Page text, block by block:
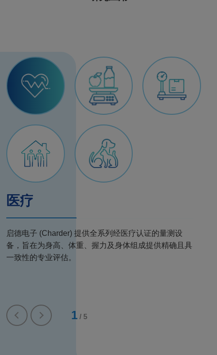
医疗
启德电子 (Charder) 提供全系列经医疗认证的量测设
备，旨在为身高、体重、握力及身体组成提供精确且具
一致性的专业评估。
食品
食品秤可协助节省时间并减少浪费，提升作业效率。
适用于厨房、市集及出货月台等多种场域。 具备坚固
耐用与防水设计，提供精确量测能力，确保产品品质稳
运输与物流秤
专业物流秤具备快速、精准与耐用特性，可协助提升作
业效率、确保法规遵循并优化成本控制。
家用
健康管理，就从居家做起。选择一台适合的体重计，让
你能准确的记录体重、体脂率、肌肉量与水分变化，一
步一步更了解自己的身体与健康状态。
动物医疗
兽医专用秤系列，秉持与医疗级人体秤相同的精确度与
可靠性标准，旨在协助专业人员为动物提供更高水准的
医疗照护。
1 / 5